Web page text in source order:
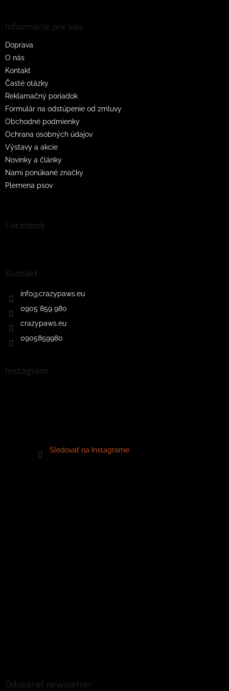
Informácie pre vás
Doprava
O nás
Kontakt
Časté otázky
Reklamačný poriadok
Formulár na odstúpenie od zmluvy
Obchodné podmienky
Ochrana osobných údajov
Výstavy a akcie
Novinky a články
Nami ponúkané značky
Plemena psov
Facebook
Kontakt
info@crazypaws.eu
0905 859 980
crazypaws.eu
0905859980
Instagram
Sledovať na Instagrame
Odoberať newsletter